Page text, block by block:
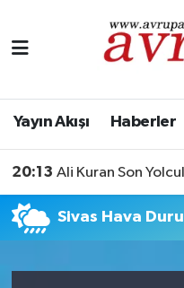
Yayın Akışı Haberler
20:13 Ali Kuran Son
Sivas Hava
Yayın Akışı
Haberler
Nöbetçi Eczaneler
Hava Durumu